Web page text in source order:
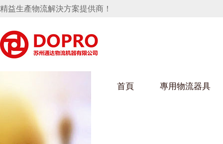
精益生產物流解決方案提供商！
首頁 專用物流器具
好色视频APP下载架
隱藏式馬桶水箱支架